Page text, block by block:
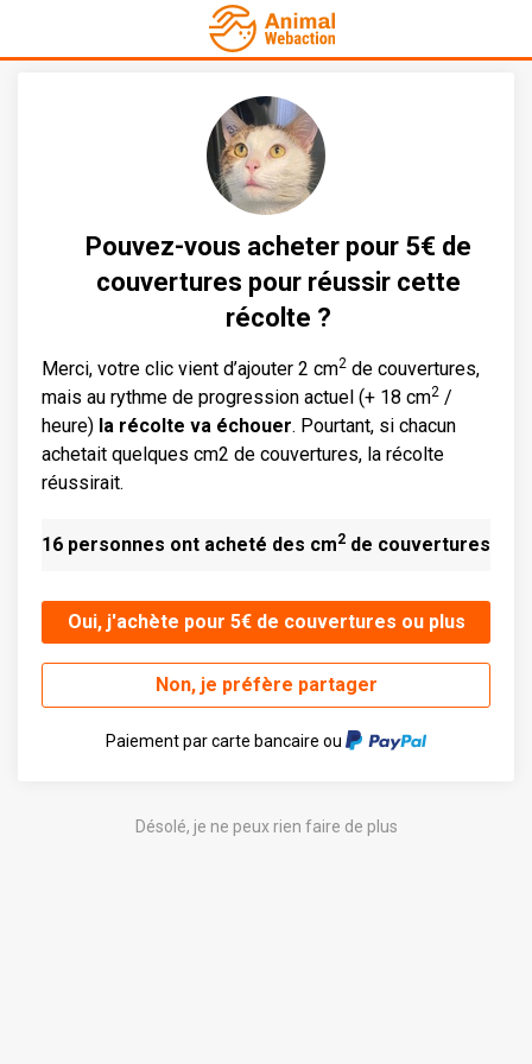
Pouvez-vous acheter pour 5€ de
couvertures pour réussir cette
récolte ?
Merci, votre clic vient d’ajouter 2 cm2 de couvertures,
mais au rythme de progression actuel (+ 18 cm2 /
heure) la récolte va échouer. Pourtant, si chacun
achetait quelques cm2 de couvertures, la récolte
réussirait.
16 personnes ont acheté des cm2 de couvertures
Oui, j'achète pour 5€ de couvertures ou plus
Non, je préfère partager
Paiement par carte bancaire ou
Désolé, je ne peux rien faire de plus